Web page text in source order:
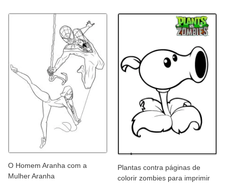
O Homem Aranha com a
Mulher Aranha
Plantas contra páginas de
colorir zombies para imprimir